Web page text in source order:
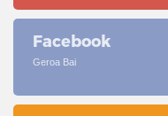
Facebook
Geroa Bai